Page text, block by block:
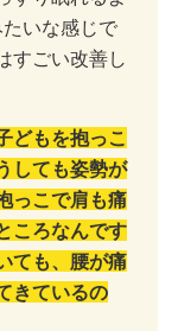
いな感じで
すごい改善し
どもを抱っこ
しても姿勢が
っこで肩も痛
ころなんです
ても、腰が痛
きているの